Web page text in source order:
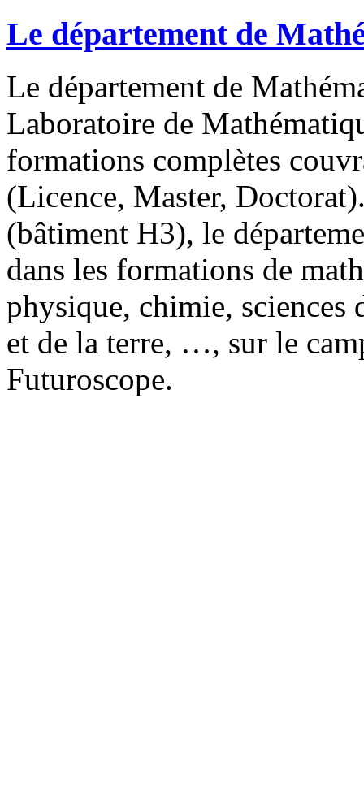
Le département de
Le département de
Laboratoire de
formations complètes
(Licence, Master,
(bâtiment H3), le
dans les formations de
physique, chimie, sciences
et de la terre, …, sur le
Futuroscope.